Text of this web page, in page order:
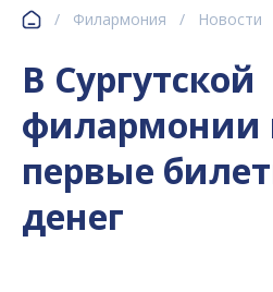
/ Филармония / Новости
В Сургутской
филармонии
первые
денег